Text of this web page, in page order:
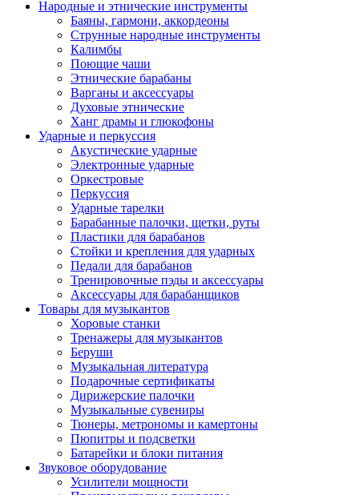
Народные и этнические инструменты
Баяны, гармони, аккордеоны
Струнные народные инструменты
Калимбы
Поющие чаши
Этнические барабаны
Варганы и аксессуары
Духовые этнические
Ханг драмы и глюкофоны
Ударные и перкуссия
Акустические ударные
Электронные ударные
Оркестровые
Перкуссия
Ударные тарелки
Барабанные палочки, щетки, руты
Пластики для барабанов
Стойки и крепления для ударных
Педали для барабанов
Тренировочные пэды и аксессуары
Аксессуары для барабанщиков
Товары для музыкантов
Хоровые станки
Тренажеры для музыкантов
Беруши
Музыкальная литература
Подарочные сертификаты
Дирижерские палочки
Музыкальные сувениры
Тюнеры, метрономы и камертоны
Пюпитры и подсветки
Батарейки и блоки питания
Звуковое оборудование
Усилители мощности